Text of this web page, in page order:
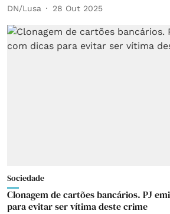
DN/Lusa 28 Out 2025
Sociedade
Clonagem de cartões bancários. PJ
para evitar ser vítima deste crime